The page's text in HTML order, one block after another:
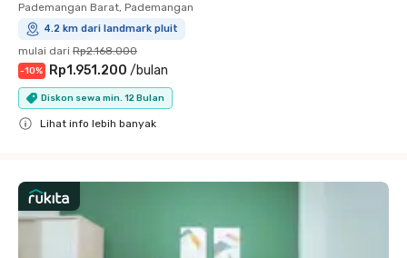
Pademangan Barat, Pademangan
4.2 km dari landmark pluit
mulai dari Rp2.168.000
-10% Rp1.951.200 /bulan
Diskon sewa min. 12 Bulan
Lihat info lebih banyak